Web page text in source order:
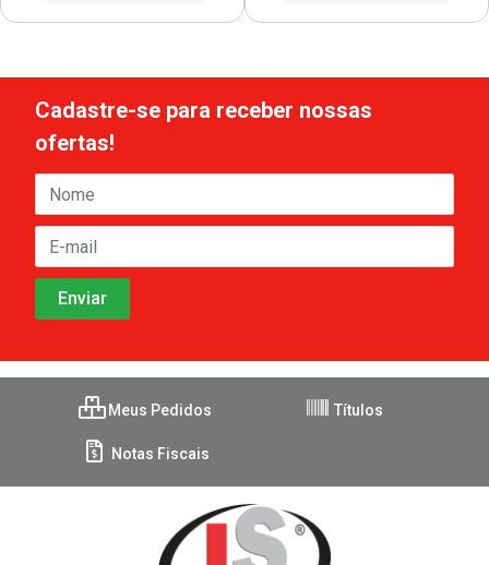
Cadastre-se para receber nossas
ofertas!
Meus Pedidos Títulos
Notas Fiscais